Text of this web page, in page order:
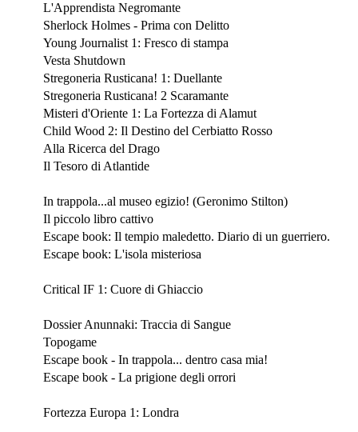
L'Apprendista Negromante
Sherlock Holmes - Prima con Delitto
Young Journalist 1: Fresco di stampa
Vesta Shutdown
Stregoneria Rusticana! 1: Duellante
Stregoneria Rusticana! 2 Scaramante
Misteri d'Oriente 1: La Fortezza di Alamut
Child Wood 2: Il Destino del Cerbiatto Rosso
Alla Ricerca del Drago
Il Tesoro di Atlantide
In trappola...al museo egizio! (Geronimo Stilton)
Il piccolo libro cattivo
Escape book: Il tempio maledetto. Diario di un guerriero.
Escape book: L'isola misteriosa
Critical IF 1: Cuore di Ghiaccio
Dossier Anunnaki: Traccia di Sangue
Topogame
Escape book - In trappola... dentro casa mia!
Escape book - La prigione degli orrori
Fortezza Europa 1: Londra